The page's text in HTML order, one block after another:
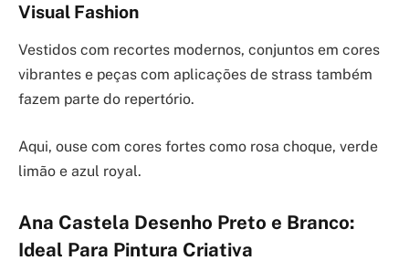
Visual Fashion
Vestidos com recortes modernos, conjuntos em cores
vibrantes e peças com aplicações de strass também
fazem parte do repertório.
Aqui, ouse com cores fortes como rosa choque, verde
limão e azul royal.
Ana Castela Desenho Preto e Branco:
Ideal Para Pintura Criativa